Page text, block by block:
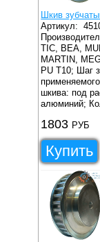
Шкив
Артикул:
TIC, BEA,
MARTIN,
PU T10; Шаг
шкива: под
алюминий;
1803 РУБ
Купить